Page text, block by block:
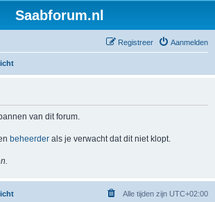
Saabforum.nl
Aanmelden
Registreer
van dit forum.
beheerder als je verwacht dat dit niet klopt.
Alle tijden zijn UTC+02:00